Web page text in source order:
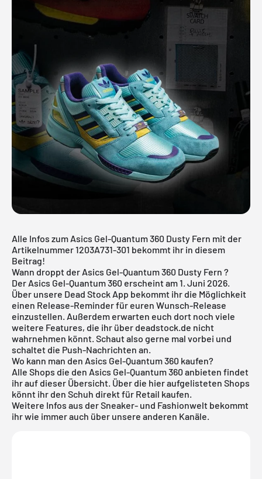
Alle Infos zum Asics Gel-Quantum 360 Dusty Fern mit der
Artikelnummer 1203A731-301 bekommt ihr in diesem
Beitrag!
Wann droppt der Asics Gel-Quantum 360 Dusty Fern ?
Der Asics Gel-Quantum 360 erscheint am 1. Juni 2026.
Über unsere Dead Stock App bekommt ihr die Möglichkeit
einen Release-Reminder für euren Wunsch-Release
einzustellen. Außerdem erwarten euch dort noch viele
weitere Features, die ihr über deadstock.de nicht
wahrnehmen könnt. Schaut also gerne mal vorbei und
schaltet die Push-Nachrichten an.
Wo kann man den Asics Gel-Quantum 360 kaufen?
Alle Shops die den Asics Gel-Quantum 360 anbieten findet
ihr auf dieser Übersicht. Über die hier aufgelisteten Shops
könnt ihr den Schuh direkt für Retail kaufen.
Weitere Infos aus derSneaker- und Fashionwelt bekommt
ihr wie immer auch über unsere anderen Kanäle.